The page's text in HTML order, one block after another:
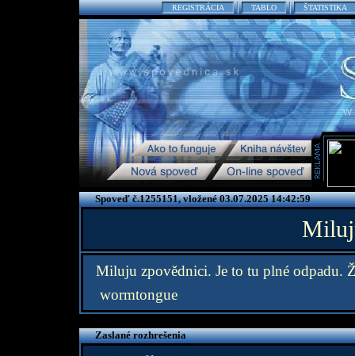
REGISTRÁCIA TABLO ŠTATISTIKA
Spoveď č.1255151, vložené 03.07.2025 14:42:59
Miluju zpovědnici. Je to tu plné odpadu.
wormtongue
Zaslané rozhrešenia